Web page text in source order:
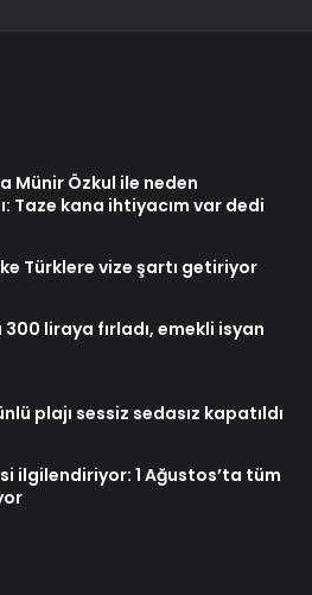
Münir Özkul ile neden
Taze kana ihtiyacım var dedi
Türklere vize şartı getiriyor
liraya fırladı, emekli isyan
plajı sessiz sedasız kapatıldı
ilgilendiriyor: 1 Ağustos’ta tüm